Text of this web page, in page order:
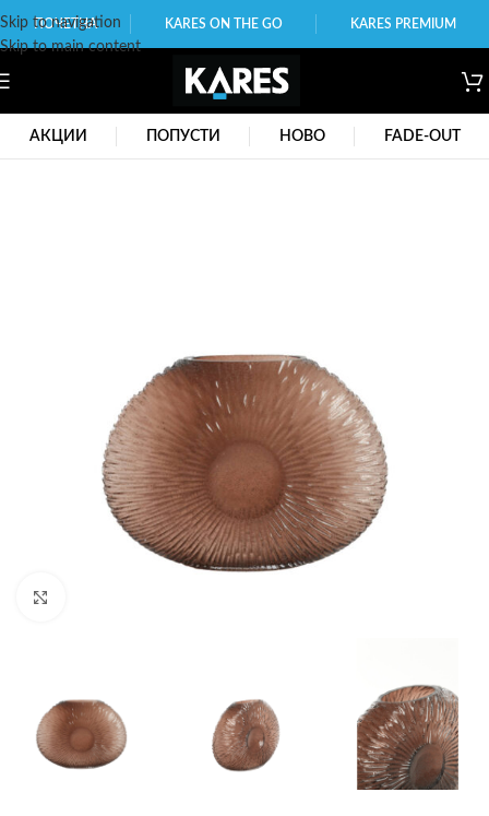
Skip to navigation
Skip to main content
ПОЧЕТНА KARES ON THE GO KARES PREMIUM
АКЦИИ ПОПУСТИ НОВО FADE-OUT